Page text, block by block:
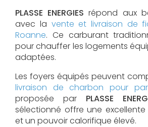
PLASSE ENERGIES répond aux
avec la vente et livraison de
Roanne. Ce carburant
pour chauffer les logements
adaptées.
Les foyers équipés peuvent
livraison de charbon pour
proposée par PLASSE
sélectionné offre une
et un pouvoir calorifique élevé.